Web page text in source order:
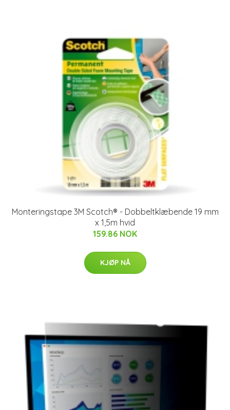
Monteringstape 3M Scotch® - Dobbeltklæbende 19 mm
x 1,5m hvid
159.86 NOK
KJØP NÅ